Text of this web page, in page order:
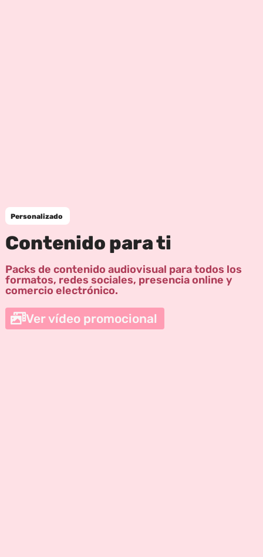
Personalizado
Contenido para ti
Packs de contenido audiovisual para todos los
formatos, redes sociales, presencia online y
comercio electrónico.
Ver vídeo promocional